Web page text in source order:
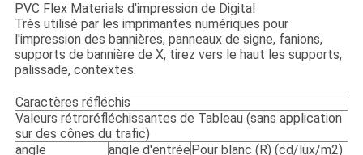
PVC Flex Materials d'impression de Digital
Très utilisé par les imprimantes numériques pour
l'impression des bannières, panneaux de signe, fanions,
supports de bannière de X, tirez vers le haut les supports,
palissade, contextes.
Caractères réfléchis
Valeurs rétroréfléchissantes de Tableau (sans application
sur des cônes du trafic)
angle
angle d'entrée Pour blanc (R) (cd/lux/m2)